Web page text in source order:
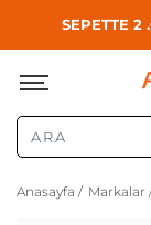
SEPETTE 2
Anasayfa / Markalar